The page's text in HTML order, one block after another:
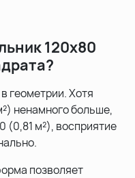
120x80
геометрии. Хотя
ненамного больше,
(0,81 м²), восприятие
позволяет